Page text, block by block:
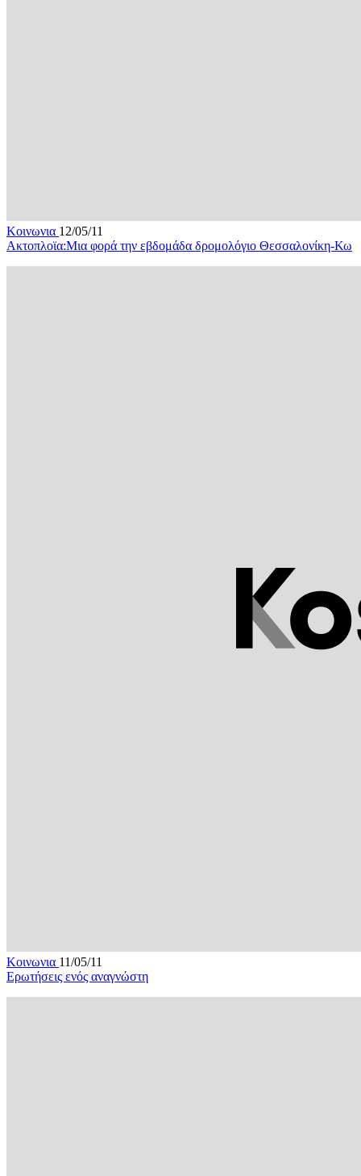
Κοινωνια 12/05/11
Ακτοπλοϊα:Μια φορά την εβδομάδα δρομολόγιο Θεσσαλονίκη-Κω
Κοινωνια 11/05/11
Ερωτήσεις ενός αναγνώστη